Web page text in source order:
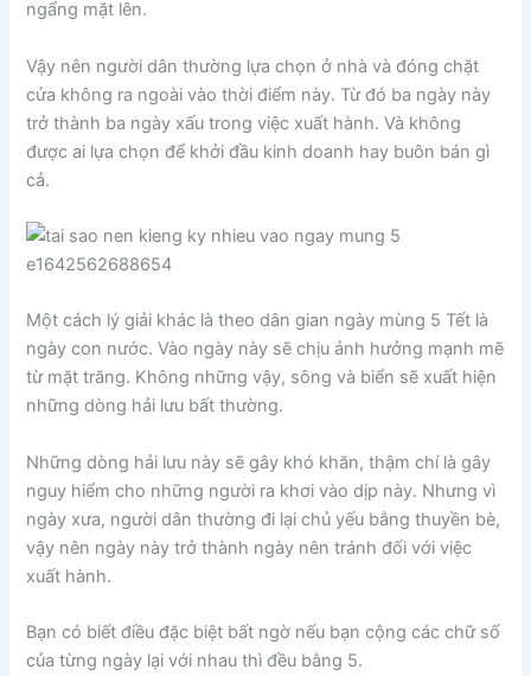
ngẩng mặt lên.
Vậy nên người dân thường lựa chọn ở nhà và đóng chặt
cửa không ra ngoài vào thời điểm này. Từ đó ba ngày này
trở thành ba ngày xấu trong việc xuất hành. Và không
được ai lựa chọn để khởi đầu kinh doanh hay buôn bán gì
cả.
Một cách lý giải khác là theo dân gian ngày mùng 5 Tết là
ngày con nước. Vào ngày này sẽ chịu ảnh hưởng mạnh mẽ
từ mặt trăng. Không những vậy, sông và biển sẽ xuất hiện
những dòng hải lưu bất thường.
Những dòng hải lưu này sẽ gây khó khăn, thậm chí là gây
nguy hiểm cho những người ra khơi vào dịp này. Nhưng vì
ngày xưa, người dân thường đi lại chủ yếu bằng thuyền bè,
vậy nên ngày này trở thành ngày nên tránh đối với việc
xuất hành.
Bạn có biết điều đặc biệt bất ngờ nếu bạn cộng các chữ số
của từng ngày lại với nhau thì đều bằng 5.